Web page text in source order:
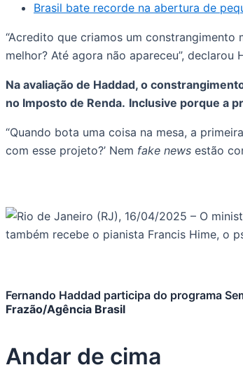
Brasil bate recorde na abertura de
“Acredito que criamos um constrangimento
melhor? Até agora não apareceu”,
Na avaliação de Haddad, o
no Imposto de Renda. Inclusive porque a
“Quando bota uma coisa na mesa, a
com esse projeto?’ Nem fake news estão
Fernando Haddad participa do programa
Frazão/Agência Brasil
Andar de cima